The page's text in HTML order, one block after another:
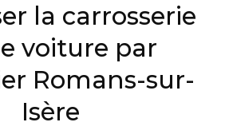
la carrosserie
voiture par
Romans-sur-
Isère